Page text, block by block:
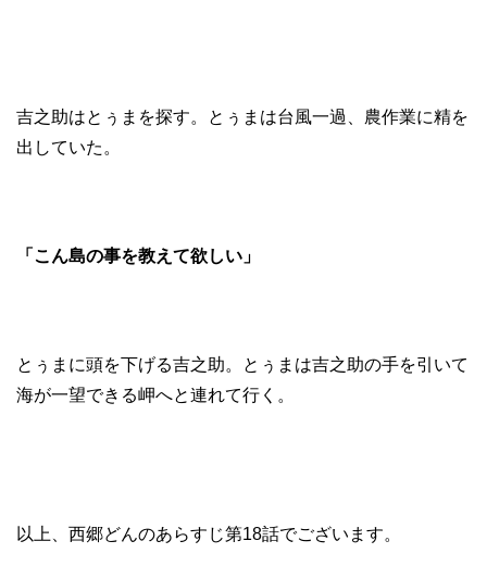
吉之助はとぅまを探す。とぅまは台風一過、農作業に精を
出していた。
「こん島の事を教えて欲しい」
とぅまに頭を下げる吉之助。とぅまは吉之助の手を引いて
海が一望できる岬へと連れて行く。
以上、西郷どんのあらすじ第18話でございます。